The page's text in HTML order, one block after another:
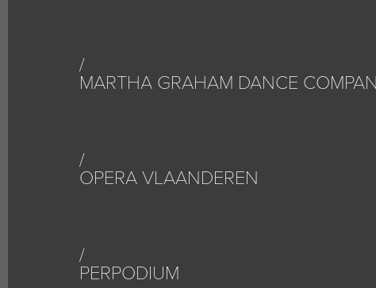
MARTHA GRAHAM DANCE
OPERA VLAANDEREN
PERPODIUM